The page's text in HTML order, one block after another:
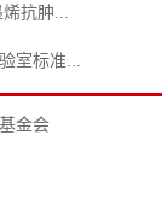
抗肿...
室标准...
金会